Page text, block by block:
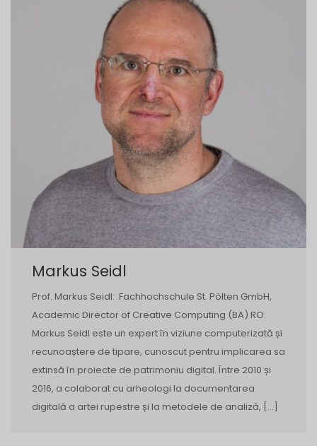
Markus Seidl
Prof. Markus Seidl: Fachhochschule St. Pölten GmbH,
Academic Director of Creative Computing (BA) RO:
Markus Seidl este un expert în viziune computerizată și
recunoaștere de tipare, cunoscut pentru implicarea sa
extinsă în proiecte de patrimoniu digital. Între 2010 și
2016, a colaborat cu arheologi la documentarea
digitală a artei rupestre și la metodele de analiză, […]